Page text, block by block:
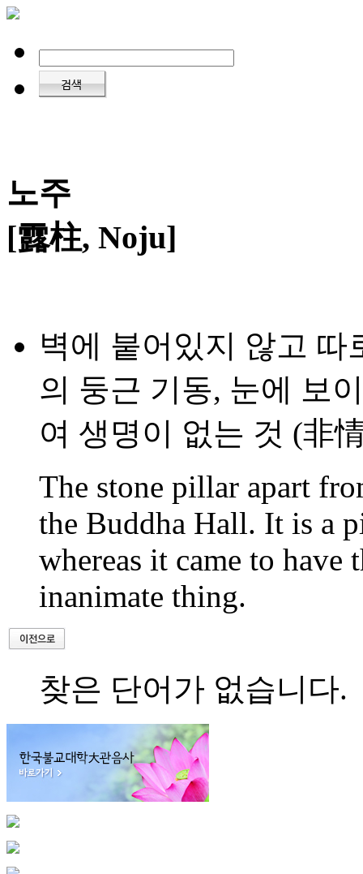
노주
[露柱, Noju]
벽에 붙어있지 않고 따
의 둥근 기동, 눈에 보
여 생명이 없는 것 (非
The stone pillar apart
the Buddha Hall. It is a
whereas it came to have
inanimate thing.
찾은 단어가 없습니다.